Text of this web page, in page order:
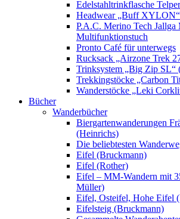
Edelstahltrinkflasche Telper
Headwear „Buff
P.A.C. Merino Tech Jallga
Multifunktionstuch
Pronto Café für unterwegs
Rucksack „Airzone Trek
Trinksystem „Big Zip SL“
Trekkingstöcke „Carbon
Wanderstöcke „Leki
Bücher
Wanderbücher
Biergartenwanderungen
(Heinrichs)
Die beliebtesten
Eifel (Bruckmann)
Eifel (Rother)
Eifel – MM-Wandern mit
Müller)
Eifel, Osteifel, Hohe Eifel
Eifelsteig (Bruckmann)